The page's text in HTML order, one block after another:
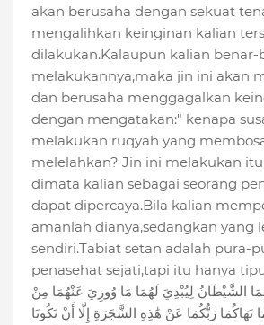
akan berusaha dengan sekuat
mengalihkan keinginan kalian
dilakukan.Kalaupun kalian benar-
melakukannya,maka jin ini akan
dan berusaha menggagalkan
dengan mengatakan:" kenapa
melakukan ruqyah yang
melelahkan? Jin ini melakukan
dimata kalian sebagai seorang
dapat dipercaya.Bila kalian
amanlah dianya,sedangkan yang
sendiri.Tabiat setan adalah pura-
penasehat sejati,tapi itu hanya
الشَّيْطَانُ لِيُبْدِيَ لَهُمَا مَا وُورِيَ عَنْهُمَا مِنْ
نَهَاكُمَا رَبُّكُمَا عَنْ هَٰذِهِ الشَّجَرَةِ إِلَّا أَنْ تَكُونَا